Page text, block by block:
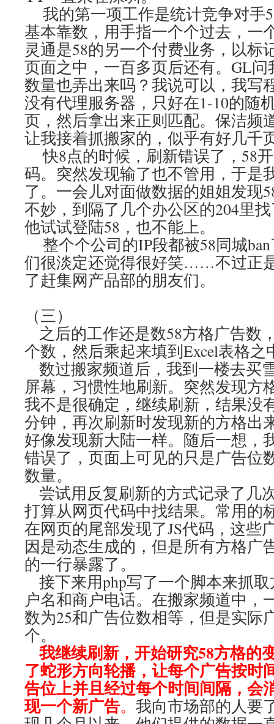
我的第一项工作是统计竞争对手
基本靠数，用手指一个个过去，一
灵通是58的另一个付费业务，以标
页面之中，一百多页后还有。GL
数量也弄出来吗？我说可以，我写
没有代理服务器，只好在1-10的随
页，然后拿出来正则匹配。保洁频
让我接着抓搬家的，似乎有好几
快8点的时候，刷新错误了，58
码。突然发现输了也不管用，于是
了。一会儿对面做数据的姐姐发现
不妙，到隔了几个办公区的204里
他试试登陆58，也不能上。
整个个公司的IP段都被58同城
们很淡定还觉得很好笑……不过正
了赶集网产品部的朋友们。
（三）
之后的工作还是数58方格广告数
个数，然后乘起来填到Excel表格之
数过搬家频道后，我到一楼去买
屏幕，习惯性地刷新。突然发现方
我不是很确定，继续刷新，结果
分钟，再次刷新时发现新的方格出
好像发现新大陆一样。随后一想，
错误了，页面上可见的只是广告位
数量。
尝试用反复刷新的方式记录了几
打算从网页代码中找结果。常用的
在网页的尾部发现了JS代码，这些
因是动态生成的，但是所有方格广
的一行暴露了。
接下来用php写了一个脚本来抓
户名和商户电话。在搬家频道中，
数为25和广告位数相等，但是实际
个。
我继续刷新，开始研究58方格的
了蛇形方向轮播，让每个广告按时
告位上并且经过每个时间间隔，会
现一个新广告。 我向市场部的人要